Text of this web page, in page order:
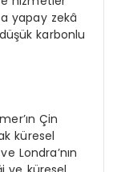
yapay zekâ
karbonlu
Çin
küresel
Londra’nın